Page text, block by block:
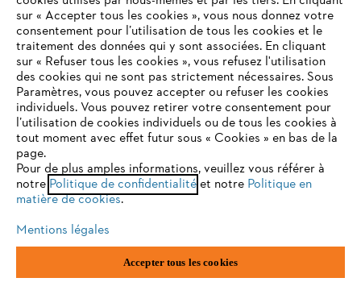
Contact
Politique de protection des données
Mentions légales Utilisation des cookies
ANDREAS STIHL NV, Veurtstraat 117, 2870 Puurs-Sint-Amands,
VOTRE NAVIGATEUR INTERNET
N'EST PLUS PRIS EN CHARGE
Vous utilisez un navigateur Internet que nous ne prenons plus
en charge, et certaines fonctionnalités de notre site ne
peuvent fonctionner correctement. Pour une utilisation
optimale de notre site, nous vous recommandons de passer à
l'un des navigateurs suivants :
firefox chrome
sur « Accepter tous les cookies », vous nous donnez votre
consentement pour l’utilisation de tous les cookies et le
traitement des données qui y sont associées. En cliquant
sur « Refuser tous les cookies », vous refusez l'utilisation
des cookies qui ne sont pas strictement nécessaires. Sous
Paramètres, vous pouvez accepter ou refuser les cookies
individuels. Vous pouvez retirer votre consentement pour
l’utilisation de cookies individuels ou de tous les cookies à
tout moment avec effet futur sous « Cookies » en bas de la
page.
Pour de plus amples informations, veuillez vous référer à
notre Politique de confidentialitéet notre Politique en
matière de cookies.
Mentions légales
Accepter tous les cookies